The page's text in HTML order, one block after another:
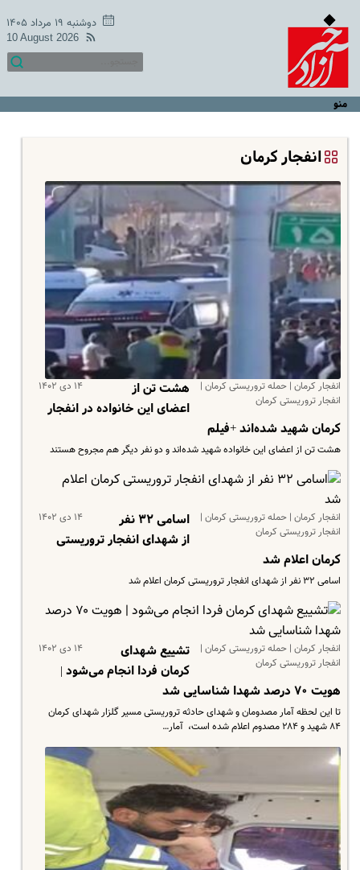
دوشنبه ۱۹ مرداد ۱۴۰۵
10 August 2026
منو
انفجار کرمان
انفجار کرمان | حمله تروریستی کرمان |
انفجار تروریستی کرمان
۱۴ دی ۱۴۰۲
هشت تن از
اعضای این خانواده در انفجار
کرمان شهید شده‌اند +فیلم
هشت تن از اعضای این خانواده شهید شده‌اند و دو نفر دیگر هم مجروح هستند
انفجار کرمان | حمله تروریستی کرمان |
انفجار تروریستی کرمان
۱۴ دی ۱۴۰۲
اسامی ۳۲ نفر
از شهدای انفجار تروریستی
کرمان اعلام شد
اسامی ۳۲ نفر از شهدای انفجار تروریستی کرمان اعلام شد
انفجار کرمان | حمله تروریستی کرمان |
انفجار تروریستی کرمان
۱۴ دی ۱۴۰۲
تشییع شهدای
کرمان فردا انجام می‌شود |
هویت ۷۰ درصد شهدا شناسایی شد‌
تا این لحظه آمار مصدومان و شهدای حادثه تروریستی مسیر گلزار شهدای کرمان
۸۴ شهید و ۲۸۴ مصدوم اعلام شده است، ‌ آمار…